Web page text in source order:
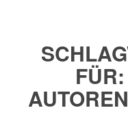
FÜR: